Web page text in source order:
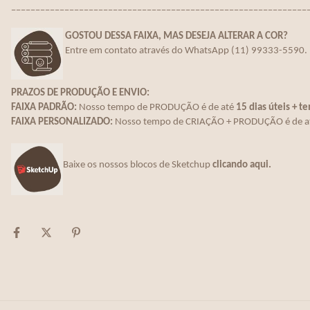
GOSTOU DESSA FAIXA, MAS DESEJA ALTERAR A COR?
Entre em contato através do WhatsApp (11) 99333-5590.
PRAZOS DE PRODUÇÃO E ENVIO:
FAIXA PADRÃO: Nosso tempo de PRODUÇÃO é de até 15 dias úteis +
FAIXA PERSONALIZADO: Nosso tempo de CRIAÇÃO + PRODUÇÃO é de
Baixe os nossos blocos de Sketchup clicando aqui.